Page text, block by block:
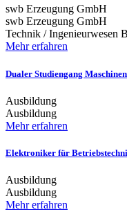
swb Erzeugung GmbH
swb Erzeugung GmbH
Technik / Ingenieurwesen
Mehr erfahren
Dualer Studiengang
Ausbildung
Ausbildung
Mehr erfahren
Elektroniker für
Ausbildung
Ausbildung
Mehr erfahren